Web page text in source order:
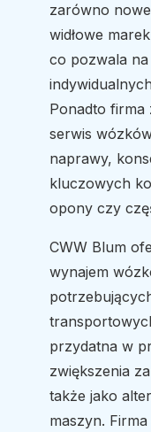
zarówno
widłowe
co pozwala
Ponadto firma
serwis
naprawy,
kluczowych
opony czy
CWW Blum
wynajem
przydatna w
zwiększenia
także jako
maszyn.